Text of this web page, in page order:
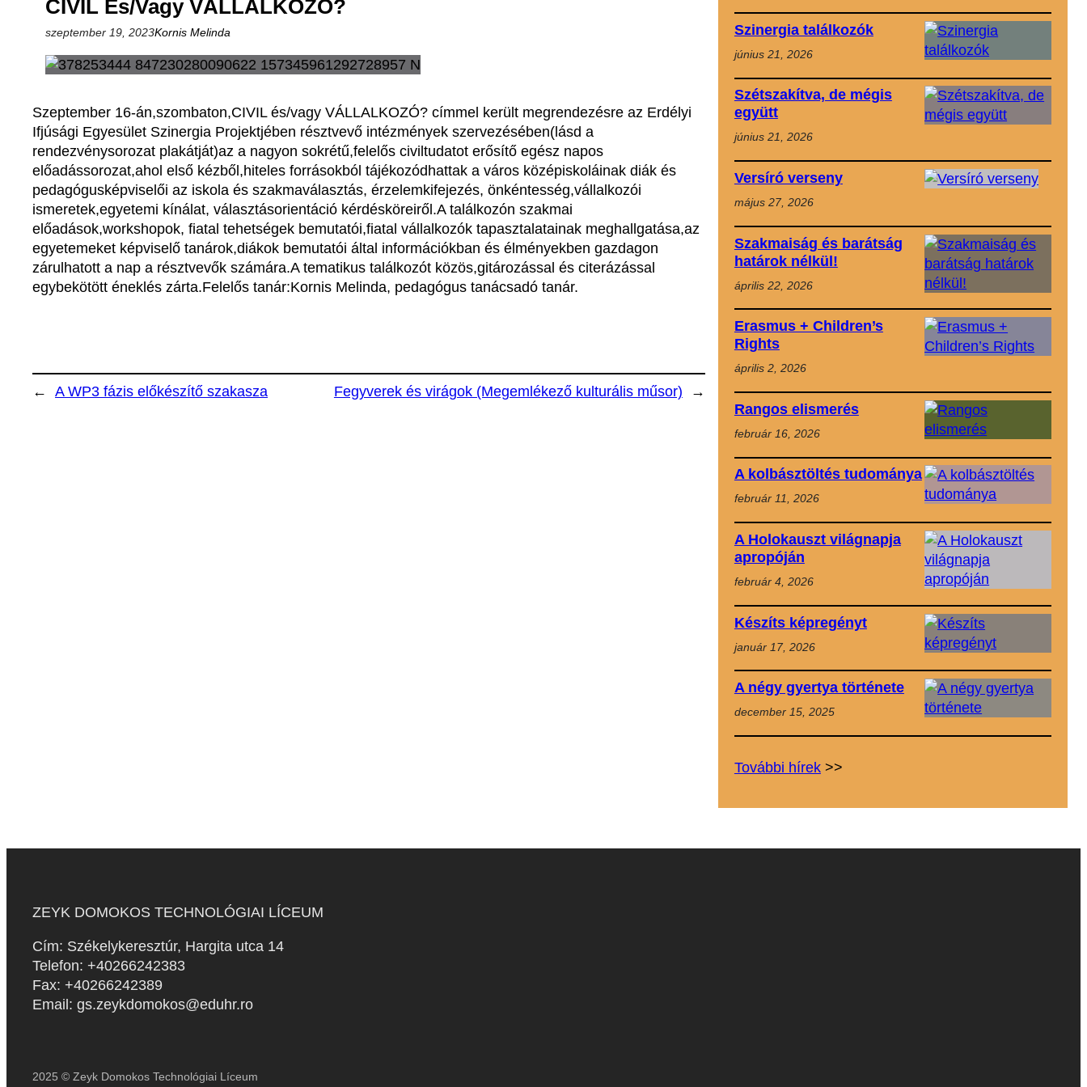
CIVIL És/vagy VÁLLALKOZÓ?
szeptember 19, 2023Kornis Melinda
Szeptember 16-án,szombaton,CIVIL és/vagy VÁLLALKOZÓ? címmel került megrendezésre az Erdélyi
Ifjúsági Egyesület Szinergia Projektjében résztvevő intézmények szervezésében(lásd a
rendezvénysorozat plakátját)az a nagyon sokrétű,felelős civiltudatot erősítő egész napos
előadássorozat,ahol első kézből,hiteles forrásokból tájékozódhattak a város középiskoláinak diák és
pedagógusképviselői az iskola és szakmaválasztás, érzelemkifejezés, önkéntesség,vállalkozói
ismeretek,egyetemi kínálat, választásorientáció kérdésköreiről.A találkozón szakmai
előadások,workshopok, fiatal tehetségek bemutatói,fiatal vállalkozók tapasztalatainak meghallgatása,az
egyetemeket képviselő tanárok,diákok bemutatói által információkban és élményekben gazdagon
zárulhatott a nap a résztvevők számára.A tematikus találkozót közös,gitározással és citerázással
egybekötött éneklés zárta.Felelős tanár:Kornis Melinda, pedagógus tanácsadó tanár.
← A WP3 fázis előkészítő szakasza Fegyverek és virágok (Megemlékező kulturális műsor) →
Szinergia találkozók
június 21, 2026
Szétszakítva, de mégis
együtt
június 21, 2026
Versíró verseny
május 27, 2026
Szakmaiság és barátság
határok nélkül!
április 22, 2026
Erasmus + Children’s
Rights
április 2, 2026
Rangos elismerés
február 16, 2026
A kolbásztöltés tudománya
február 11, 2026
A Holokauszt világnapja
apropóján
február 4, 2026
Készíts képregényt
január 17, 2026
A négy gyertya története
december 15, 2025
További hírek>>
ZEYK DOMOKOS TECHNOLÓGIAI LÍCEUM
Cím: Székelykeresztúr, Hargita utca 14
Telefon: +40266242383
Fax: +40266242389
Email: gs.zeykdomokos@eduhr.ro
2025 © Zeyk Domokos Technológiai Líceum